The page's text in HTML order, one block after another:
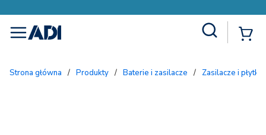
menu
Strona główna / Produkty / Baterie i zasilacze / Zasilacze i płytki